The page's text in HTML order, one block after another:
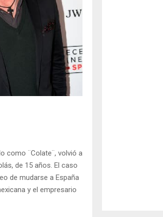
como ¨Colate¨, volvió a
de 15 años. El caso
de mudarse a España
y el empresario